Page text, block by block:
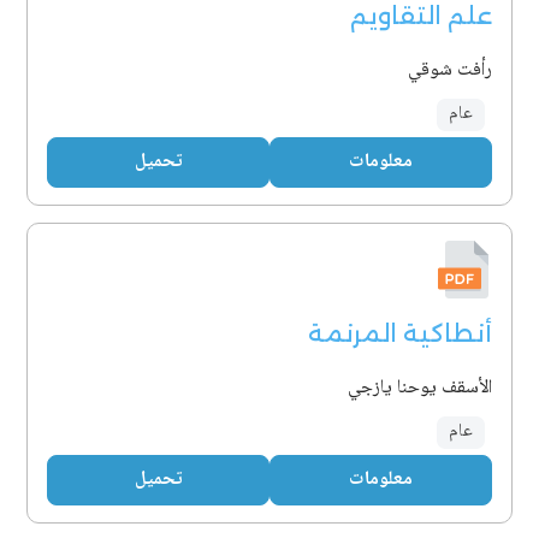
علم التقاويم
رأفت شوقي
عام
معلومات تحميل
أنطاكية المرنمة
الأسقف يوحنا يازجي
عام
معلومات تحميل